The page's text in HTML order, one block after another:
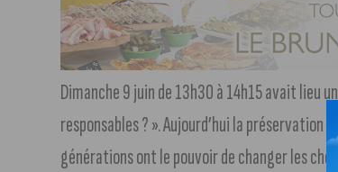
Dimanche 9 juin de 13h30 à 14h15 avait lieu
responsables ? ». Aujourd’hui la
générations ont le pouvoir de changer les